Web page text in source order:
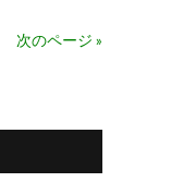
次のページ »